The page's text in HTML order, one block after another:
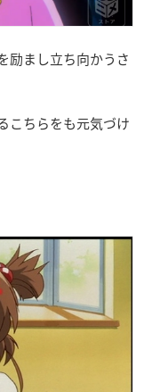
励まし立ち向かうさ
こちらをも元気づけ